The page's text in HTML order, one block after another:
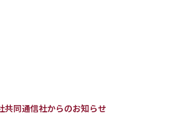
共同通信社からのお知らせ